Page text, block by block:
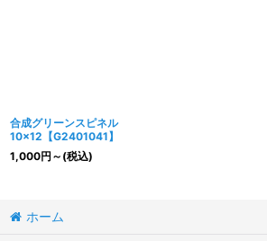
合成グリーンスピネル
10×12【G2401041】
1,000円 ～ (税込)
ホーム